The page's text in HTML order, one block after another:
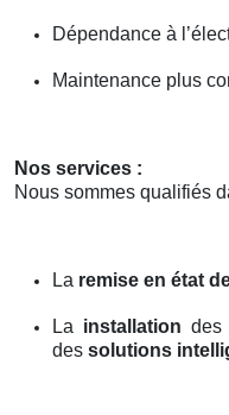
Dépendance à
Maintenance plus
Nos services :
Nous sommes qualifiés
La remise en état
La installation des
des solutions